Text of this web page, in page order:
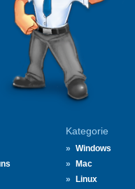
Kategorie
Windows
Mac
Linux